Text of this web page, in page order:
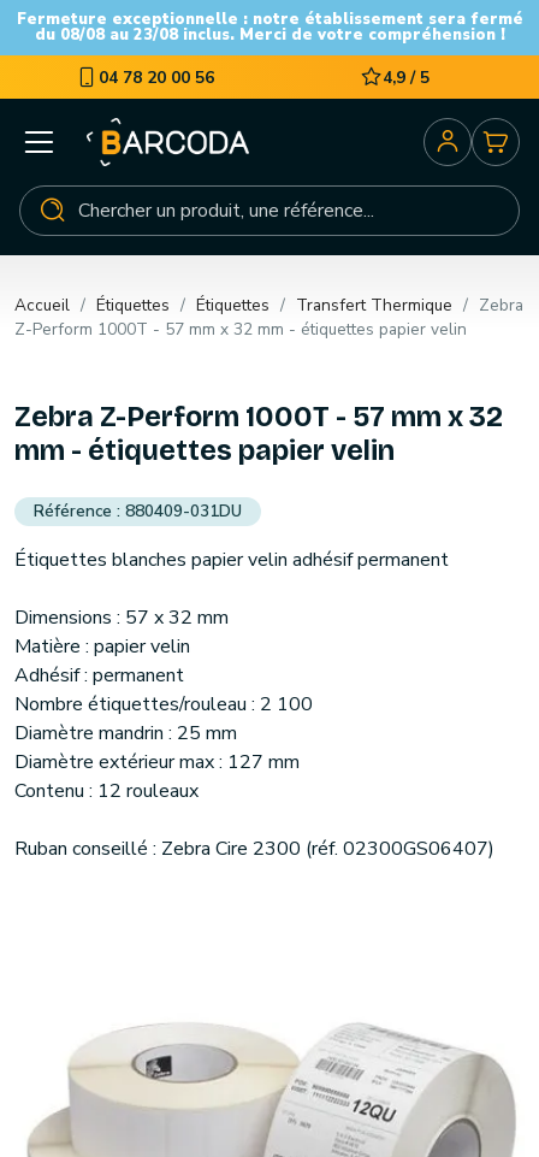
Fermeture exceptionnelle : notre établissement sera fermé
du 08/08 au 23/08 inclus. Merci de votre compréhension !
04 78 20 00 56 4,9 / 5
Accueil Étiquettes Étiquettes Transfert Thermique
Zebra
Z-Perform 1000T - 57 mm x 32 mm - étiquettes papier velin
Zebra Z-Perform 1000T - 57 mm x 32
mm - étiquettes papier velin
880409-031DU
Étiquettes blanches papier velin adhésif permanent
Dimensions : 57 x 32 mm
Matière : papier velin
Adhésif : permanent
Nombre étiquettes/rouleau : 2 100
Diamètre mandrin : 25 mm
Diamètre extérieur max : 127 mm
Contenu : 12 rouleaux
Ruban conseillé : Zebra Cire 2300 (réf. 02300GS06407)